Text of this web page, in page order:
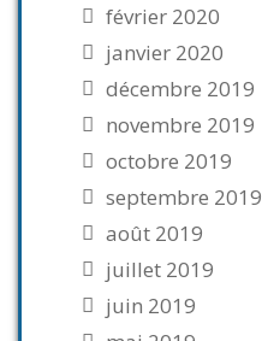
février 2020
janvier 2020
décembre 2019
novembre 2019
octobre 2019
septembre 2019
août 2019
juillet 2019
juin 2019